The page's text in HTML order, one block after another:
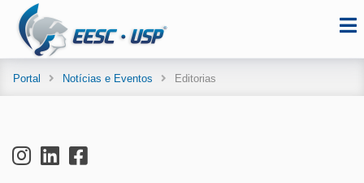
Portal Notícias e Eventos Editorias